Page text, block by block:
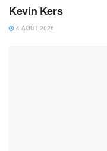
Kevin Kers
4 AOÛT 2026